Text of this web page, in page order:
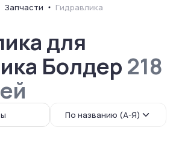
Запчасти Гидравлика
для
Болдер 218
По названию (А-Я)